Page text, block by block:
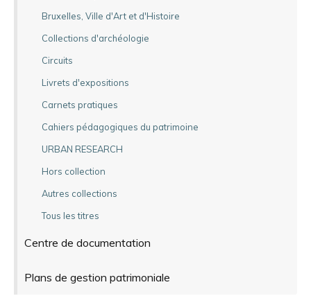
Bruxelles, Ville d'Art et d'Histoire
Collections d'archéologie
Circuits
Livrets d'expositions
Carnets pratiques
Cahiers pédagogiques du patrimoine
URBAN RESEARCH
Hors collection
Autres collections
Tous les titres
Centre de documentation
Plans de gestion patrimoniale